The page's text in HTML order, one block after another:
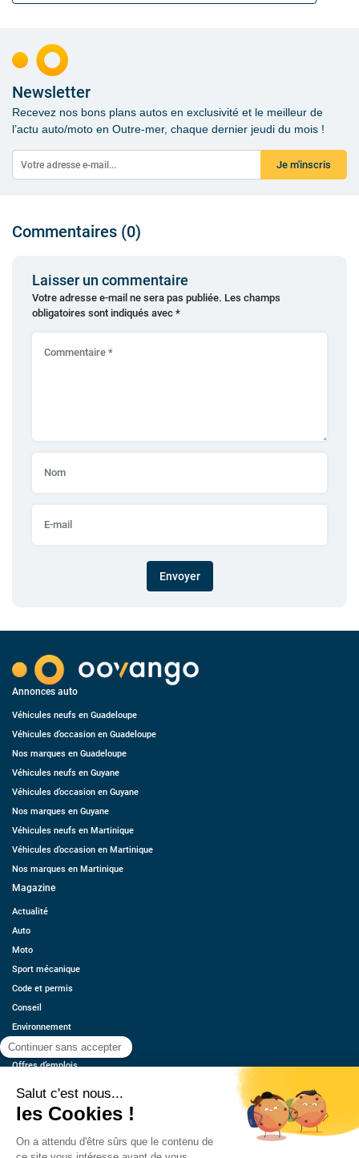
Newsletter
Recevez nos bons plans autos en exclusivité et le meilleur de
l’actu auto/moto en Outre-mer, chaque dernier jeudi du mois !
Je m'inscris
Commentaires (0)
Laisser un commentaire
Votre adresse e-mail ne sera pas publiée. Les champs
obligatoires sont indiqués avec *
Envoyer
Annonces auto
Véhicules neufs en Guadeloupe
Véhicules d’occasion en Guadeloupe
Nos marques en Guadeloupe
Véhicules neufs en Guyane
Véhicules d’occasion en Guyane
Nos marques en Guyane
Véhicules neufs en Martinique
Véhicules d’occasion en Martinique
Nos marques en Martinique
Magazine
Actualité
Auto
Moto
Sport mécanique
Code et permis
Conseil
Environnement
Économie
Offres d’emplois
Contact
Estimez votre voiture